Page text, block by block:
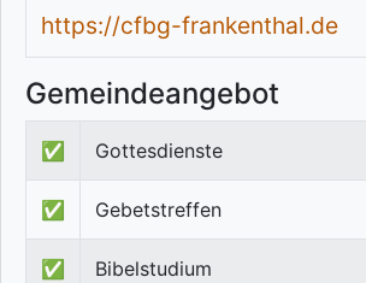
https://cfbg-frankenthal.de
Gemeindeangebot
✅ Gottesdienste
✅ Gebetstreffen
✅ Bibelstudium